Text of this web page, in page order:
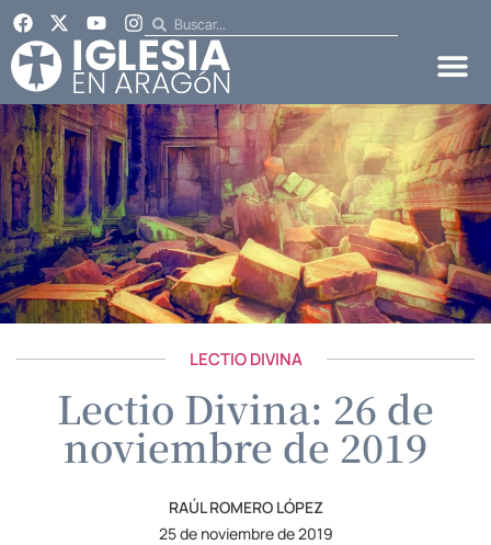
LECTIO DIVINA
Lectio Divina: 26 de
noviembre de 2019
RAÚL ROMERO LÓPEZ
25 de noviembre de 2019